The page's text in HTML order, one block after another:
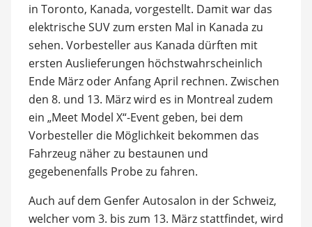
in Toronto, Kanada, vorgestellt. Damit war das
elektrische SUV zum ersten Mal in Kanada zu
sehen. Vorbesteller aus Kanada dürften mit
ersten Auslieferungen höchstwahrscheinlich
Ende März oder Anfang April rechnen. Zwischen
den 8. und 13. März wird es in Montreal zudem
ein „Meet Model X“-Event geben, bei dem
Vorbesteller die Möglichkeit bekommen das
Fahrzeug näher zu bestaunen und
gegebenenfalls Probe zu fahren.
Auch auf dem Genfer Autosalon in der Schweiz,
welcher vom 3. bis zum 13. März stattfindet, wird